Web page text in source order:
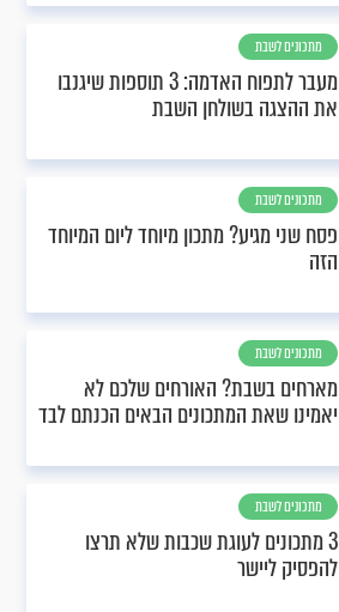
מתכונים לשבת
מעבר לתפוח האדמה: 3 תוספות שיגנבו
את ההצגה בשולחן השבת
מתכונים לשבת
פסח שני מגיע? מתכון מיוחד ליום המיוחד
הזה
מתכונים לשבת
מארחים בשבת? האורחים שלכם לא
יאמינו שאת המתכונים הבאים הכנתם לבד
מתכונים לשבת
3 מתכונים לעוגת שכבות שלא תרצו
להפסיק ליישר